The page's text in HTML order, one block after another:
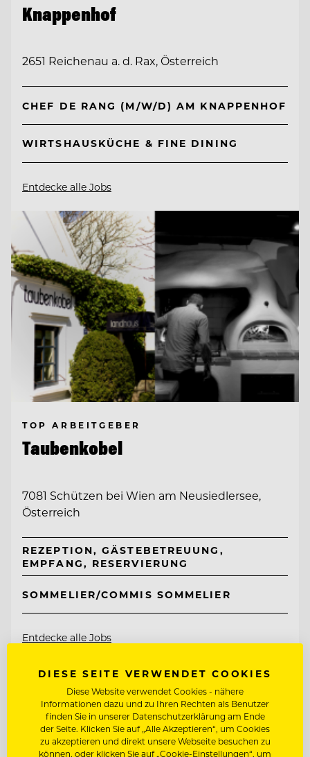
Knappenhof
2651 Reichenau a. d. Rax, Österreich
CHEF DE RANG (M/W/D) AM KNAPPENHOF
WIRTSHAUSKÜCHE & FINE DINING
Entdecke alle Jobs
TOP ARBEITGEBER
Taubenkobel
7081 Schützen bei Wien am Neusiedlersee,
Österreich
REZEPTION, GÄSTEBETREUUNG,
EMPFANG, RESERVIERUNG
SOMMELIER/COMMIS SOMMELIER
Entdecke alle Jobs
DIESE SEITE VERWENDET COOKIES
Diese Website verwendet Cookies - nähere
Informationen dazu und zu Ihren Rechten als Benutzer
finden Sie in unserer Datenschutzerklärung am Ende
der Seite. Klicken Sie auf „Alle Akzeptieren“, um Cookies
zu akzeptieren und direkt unsere Webseite besuchen zu
können, oder klicken Sie auf „Cookie-Einstellungen“, um